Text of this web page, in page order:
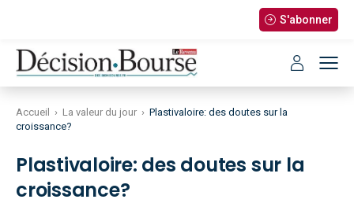
S'abonner
Accueil › La valeur du jour › Plastivaloire: des doutes sur la
croissance?
Plastivaloire: des doutes sur la
croissance?